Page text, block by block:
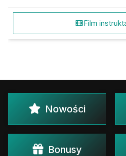
Film
Nowości
Bonusy